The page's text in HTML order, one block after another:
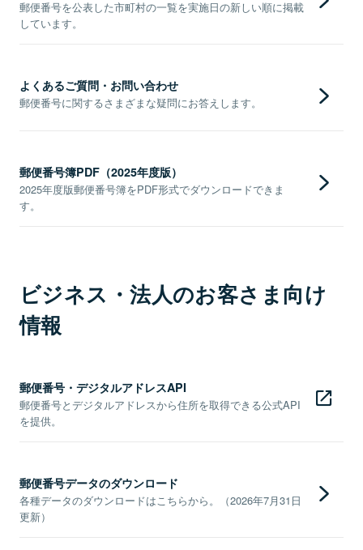
郵便番号を公表した市町村の一覧を実施日の新しい順に掲載
しています。
よくあるご質問・お問い合わせ
郵便番号に関するさまざまな疑問にお答えします。
郵便番号簿PDF（2025年度版）
2025年度版郵便番号簿をPDF形式でダウンロードできま
す。
ビジネス・法人のお客さま向け
情報
郵便番号・デジタルアドレスAPI
郵便番号とデジタルアドレスから住所を取得できる公式API
を提供。
郵便番号データのダウンロード
各種データのダウンロードはこちらから。（2026年7月31日
更新）